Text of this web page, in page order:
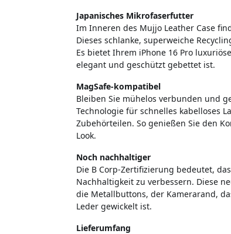
Japanisches Mikrofaserfutter
Im Inneren des Mujjo Leather Case
Dieses schlanke, superweiche
Es bietet Ihrem iPhone 16 Pro
elegant und geschützt gebettet ist.
MagSafe-kompatibel
Bleiben Sie mühelos verbunden und
Technologie für schnelles kabelloses
Zubehörteilen. So genießen Sie den
Look.
Noch nachhaltiger
Die B Corp-Zertifizierung bedeutet,
Nachhaltigkeit zu verbessern. Diese
die Metallbuttons, der Kamerarand,
Leder gewickelt ist.
Lieferumfang